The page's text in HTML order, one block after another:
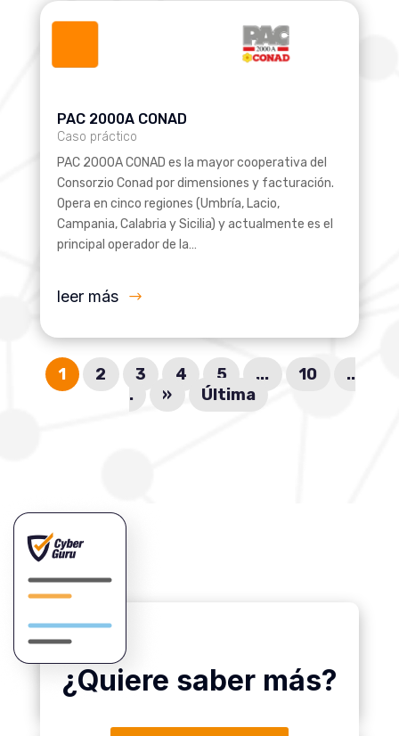
PAC 2000A CONAD
Caso práctico
PAC 2000A CONAD es la mayor cooperativa del
Consorzio Conad por dimensiones y facturación.
Opera en cinco regiones (Umbría, Lacio,
Campania, Calabria y Sicilia) y actualmente es el
principal operador de la…
leer más
1 2 3 4 5 ... 10
..
.
» Última
¿Quiere saber más?